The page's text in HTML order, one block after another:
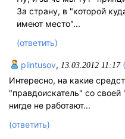
За страну, в "которой
имеют место"...
(ответить)
plintusov, 13.03.2012 11:17
Интересно, на какие
"правдоискатель" со
нигде не работают...
(ответить)